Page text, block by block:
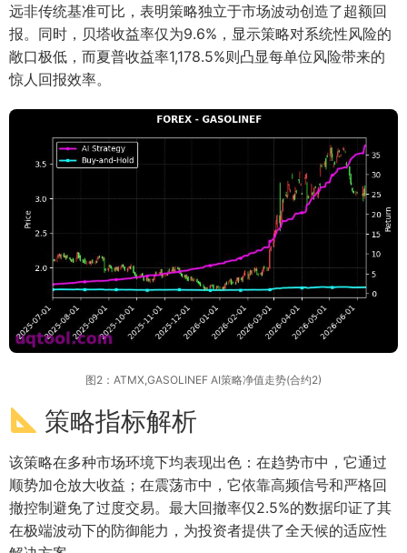
远非传统基准可比，表明策略独立于市场波动创造了超额回
报。同时，贝塔收益率仅为9.6%，显示策略对系统性风险的
敞口极低，而夏普收益率1,178.5%则凸显每单位风险带来的
惊人回报效率。
图2：ATMX,GASOLINEF AI策略净值走势(合约2)
策略指标解析
该策略在多种市场环境下均表现出色：在趋势市中，它通过
顺势加仓放大收益；在震荡市中，它依靠高频信号和严格回
撤控制避免了过度交易。最大回撤率仅2.5%的数据印证了其
在极端波动下的防御能力，为投资者提供了全天候的适应性